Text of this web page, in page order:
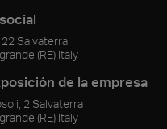
Salvaterra
(RE) Italy
de la empresa
2 Salvaterra
(RE) Italy